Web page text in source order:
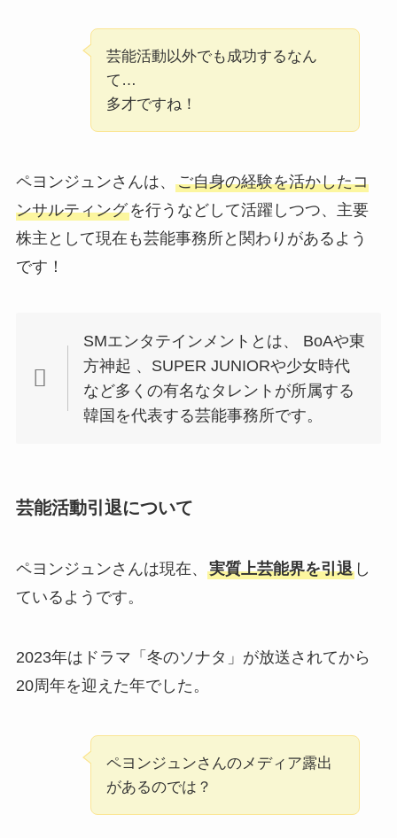
芸能活動以外でも成功するなん
て…
多才ですね！
ペヨンジュンさんは、 ご自身の経験を活かしたコ
ンサルティングを行うなどして活躍しつつ、主要
株主として現在も芸能事務所と関わりがあるよう
です！
SMエンタテインメントとは、 BoAや東
方神起 、SUPER JUNIORや少女時代
など多くの有名なタレントが所属する
韓国を代表する芸能事務所です。
芸能活動引退について
ペヨンジュンさんは現在、 実質上芸能界を引退し
ているようです。
2023年はドラマ「冬のソナタ」が放送されてから
20周年を迎えた年でした。
ペヨンジュンさんのメディア露出
があるのでは？